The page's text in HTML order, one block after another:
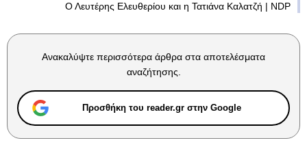
Ο Λευτέρης Ελευθερίου και η Τατιάνα Καλατζή | NDP
Ανακαλύψτε περισσότερα άρθρα στα αποτελέσματα
αναζήτησης.
Προσθήκη του reader.gr στην Google